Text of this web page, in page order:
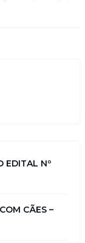
EDITAL Nº
CÃES –